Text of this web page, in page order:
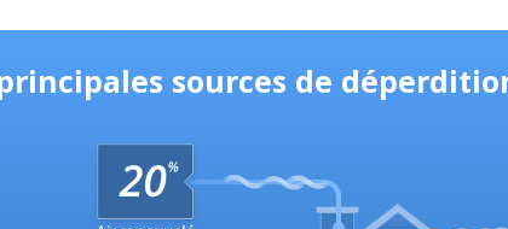
sources de